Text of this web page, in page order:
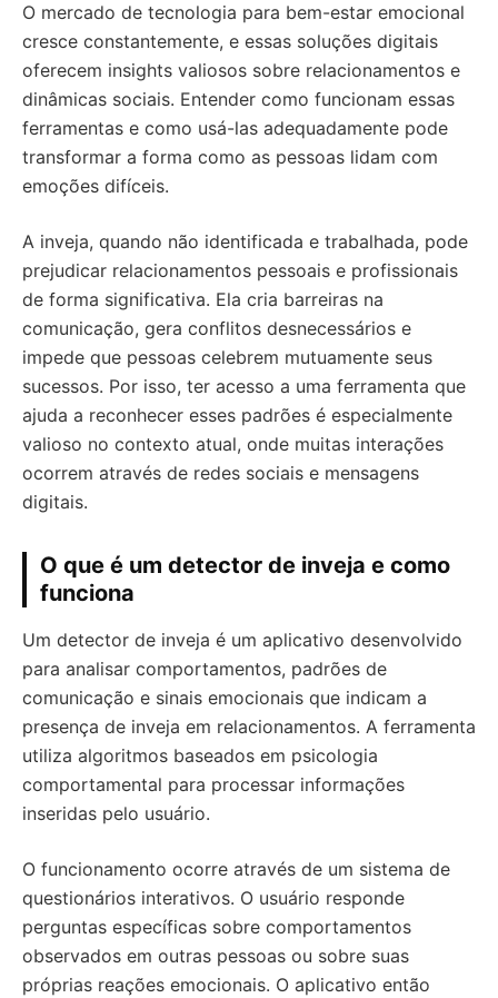
O mercado de tecnologia para bem-estar emocional
cresce constantemente, e essas soluções digitais
oferecem insights valiosos sobre relacionamentos e
dinâmicas sociais. Entender como funcionam essas
ferramentas e como usá-las adequadamente pode
transformar a forma como as pessoas lidam com
emoções difíceis.
A inveja, quando não identificada e trabalhada, pode
prejudicar relacionamentos pessoais e profissionais
de forma significativa. Ela cria barreiras na
comunicação, gera conflitos desnecessários e
impede que pessoas celebrem mutuamente seus
sucessos. Por isso, ter acesso a uma ferramenta que
ajuda a reconhecer esses padrões é especialmente
valioso no contexto atual, onde muitas interações
ocorrem através de redes sociais e mensagens
digitais.
O que é um detector de inveja e como
funciona
Um detector de inveja é um aplicativo desenvolvido
para analisar comportamentos, padrões de
comunicação e sinais emocionais que indicam a
presença de inveja em relacionamentos. A ferramenta
utiliza algoritmos baseados em psicologia
comportamental para processar informações
inseridas pelo usuário.
O funcionamento ocorre através de um sistema de
questionários interativos. O usuário responde
perguntas específicas sobre comportamentos
observados em outras pessoas ou sobre suas
próprias reações emocionais. O aplicativo então